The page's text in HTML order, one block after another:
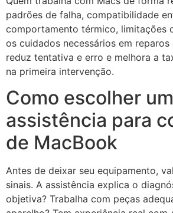
padrões de falha, compatibilidade
comportamento térmico, limitações
os cuidados necessários em reparos
reduz tentativa e erro e melhora a
na primeira intervenção.
Como escolher
assistência para
de MacBook
Antes de deixar seu equipamento,
sinais. A assistência explica o
objetiva? Trabalha com peças